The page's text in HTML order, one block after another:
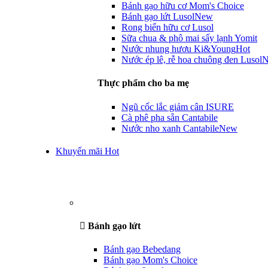
Bánh gạo hữu cơ Mom's Choice
Bánh gạo lứt LusolNew
Rong biển hữu cơ Lusol
Sữa chua & phô mai sấy lạnh Yomit
Nước nhung hươu Ki&YoungHot
Nước ép lê, rễ hoa chuông đen Lusol
Thực phẩm cho ba mẹ
Ngũ cốc lắc giảm cân ISURE
Cà phê pha sẵn Cantabile
Nước nho xanh CantabileNew
Khuyến mãi Hot
Bánh gạo lứt
Bánh gạo Bebedang
Bánh gạo Mom's Choice